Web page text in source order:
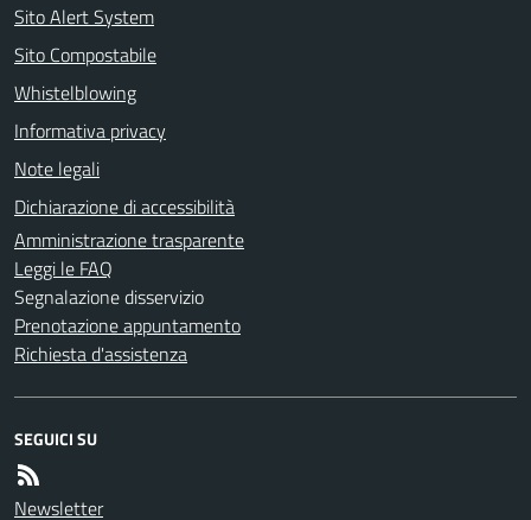
Sito Alert System
Sito Compostabile
Whistelblowing
Informativa privacy
Note legali
Dichiarazione di accessibilità
Amministrazione trasparente
Leggi le FAQ
Segnalazione disservizio
Prenotazione appuntamento
Richiesta d'assistenza
SEGUICI SU
Newsletter